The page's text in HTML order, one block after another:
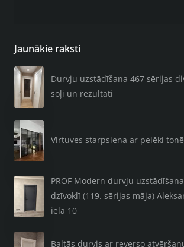
Jaunākie raksti
Durvju uzstādīšana 467 sērijas
soļi un rezultāti
Virtuves starpsiena ar pelēki
PROF Modern durvju
dzīvoklī (119. sērijas māja)
iela 10
Baltās durvis ar reverso